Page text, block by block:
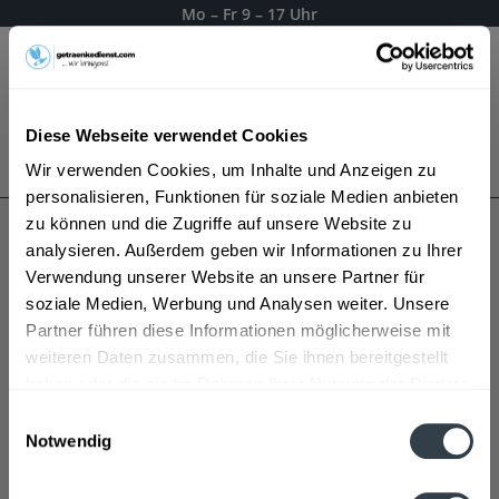
Diese Webseite verwendet Cookies
Wir verwenden Cookies, um Inhalte und Anzeigen zu
personalisieren, Funktionen für soziale Medien anbieten
zu können und die Zugriffe auf unsere Website zu
analysieren. Außerdem geben wir Informationen zu Ihrer
Verwendung unserer Website an unsere Partner für
soziale Medien, Werbung und Analysen weiter. Unsere
Partner führen diese Informationen möglicherweise mit
weiteren Daten zusammen, die Sie ihnen bereitgestellt
Notwendig
Mo – Fr 9 – 17 Uhr
Es gilt unsereDatenschutzerklärung
Lavazza